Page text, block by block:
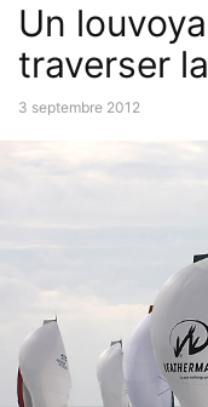
Un
traverser
3 septembre 2012